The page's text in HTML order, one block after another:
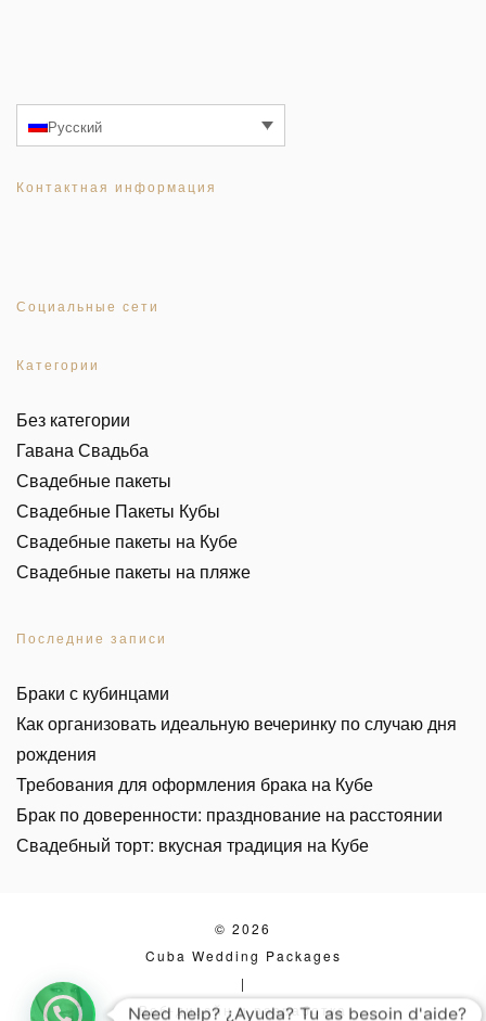
Русский
Контактная информация
Социальные сети
Категории
Без категории
Гавана Свадьба
Свадебные пакеты
Свадебные Пакеты Кубы
Свадебные пакеты на Кубе
Свадебные пакеты на пляже
Последние записи
Браки с кубинцами
Как организовать идеальную вечеринку по случаю дня
рождения
Требования для оформления брака на Кубе
Брак по доверенности: празднование на расстоянии
Свадебный торт: вкусная традиция на Кубе
© 2026
Cuba Wedding Packages
|
Веб-дизайн и разработка
Need help? ¿Ayuda? Tu as besoin d'aide?